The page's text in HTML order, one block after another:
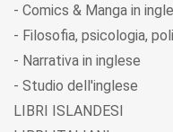
- Comics & Manga in
- Filosofia, psicologia,
- Narrativa in inglese
- Studio dell'inglese
LIBRI ISLANDESI